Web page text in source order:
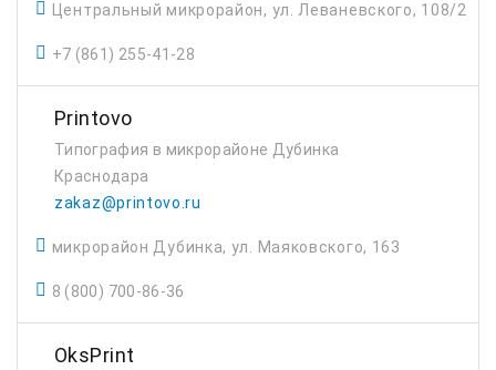
Центральный микрорайон, ул. Леваневского, 108/2
+7 (861) 255-41-28
Printovo
Типография в микрорайоне Дубинка
Краснодара
zakaz@printovo.ru
микрорайон Дубинка, ул. Маяковского, 163
8 (800) 700-86-36
OksPrint